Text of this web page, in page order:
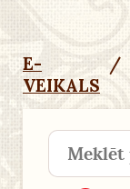
E-
VEIKALS
/